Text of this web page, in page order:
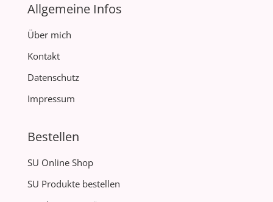
Allgemeine Infos
Über mich
Kontakt
Datenschutz
Impressum
Bestellen
SU Online Shop
SU Produkte bestellen